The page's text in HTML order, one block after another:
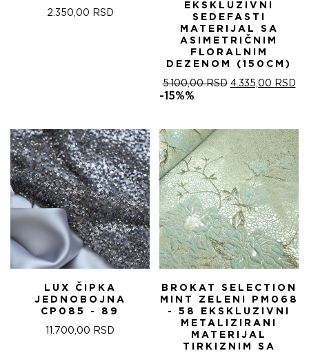
2.350,00 RSD
EKSKLUZIVNI
SEDEFASTI
MATERIJAL SA
ASIMETRIČNIM
FLORALNIM
DEZENOM (150CM)
5.100,00RSD ОРИГИНАЛНА
5.100,00 RSD.
4.335,00 RSD
-15%%
LUX ČIPKA
JEDNOBOJNA
CP085 - 89
11.700,00 RSD
BROKAT SELECTION
MINT ZELENI PM068
- 58 EKSKLUZIVNI
METALIZIRANI
MATERIJAL
TIRKIZNIM SA